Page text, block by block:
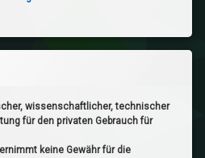
wissenschaftlicher, technischer
für den privaten Gebrauch für
keine Gewähr für die